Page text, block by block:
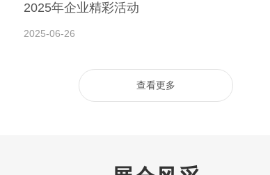
2025年企业精彩活动
2025-06-26
查看更多